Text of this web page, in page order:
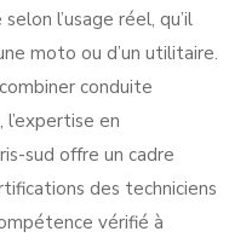
l’usage réel, qu’il
moto ou d’un utilitaire.
conduite
expertise en
sud offre un cadre
des techniciens
vérifié à